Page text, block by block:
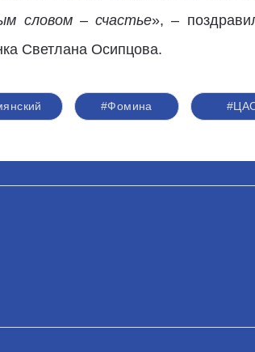
словом – счастье», –
Светлана Осипцова.
#Фомина